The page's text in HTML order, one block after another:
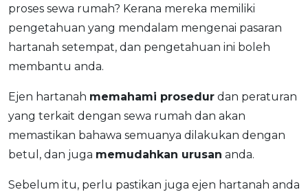
proses sewa rumah? Kerana mereka memiliki
pengetahuan yang mendalam mengenai pasaran
hartanah setempat, dan pengetahuan ini boleh
membantu anda.
Ejen hartanah memahami prosedur dan peraturan
yang terkait dengan sewa rumah dan akan
memastikan bahawa semuanya dilakukan dengan
betul, dan juga memudahkan urusan anda.
Sebelum itu, perlu pastikan juga ejen hartanah anda